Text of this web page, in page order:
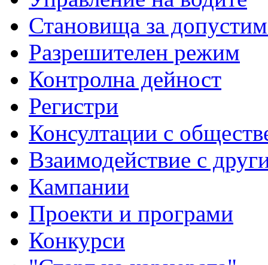
Становища за
Разрешителен режим
Контролна дейност
Регистри
Консултации с
Взаимодействие с
Кампании
Проекти и програми
Конкурси